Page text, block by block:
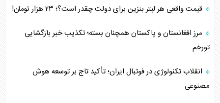
قیمت واقعی هر لیتر بنزین برای دولت چقدر است؟؛ ۲۳ هزار تومان!
مرز افغانستان و پاکستان همچنان بسته؛ تکذیب خبر بازگشایی
تورخم
انقلاب تکنولوژی در فوتبال ایران؛ تأکید تاج بر توسعه هوش
مصنوعی